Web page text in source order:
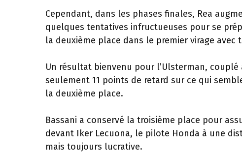
Cependant, dans les phases finales, Rea
quelques tentatives infructueuses pour se
la deuxième place dans le premier virage avec
Un résultat bienvenu pour l’Ulsterman,
seulement 11 points de retard sur ce qui
la deuxième place.
Bassani a conservé la troisième place pour
devant Iker Lecuona, le pilote Honda à une
mais toujours lucrative.